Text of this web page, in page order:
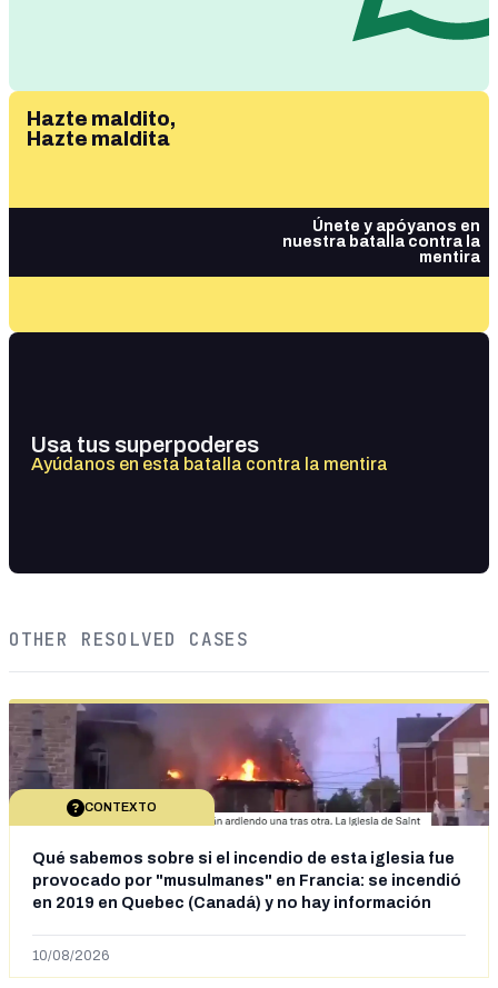
Hazte maldito,
Hazte maldita
Únete y apóyanos en
nuestra batalla contra la
mentira
Usa tus superpoderes
Ayúdanos en esta batalla contra la mentira
OTHER RESOLVED CASES
CONTEXTO
Qué sabemos sobre si el incendio de esta iglesia fue
provocado por "musulmanes" en Francia: se incendió
en 2019 en Quebec (Canadá) y no hay información
10/08/2026